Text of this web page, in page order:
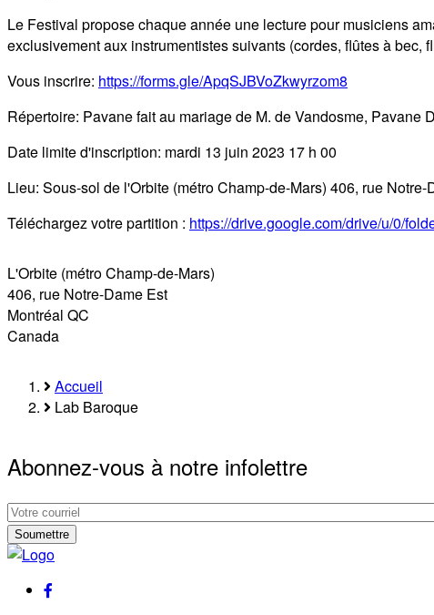
Le Festival propose chaque année une lecture pour musiciens
exclusivement aux instrumentistes suivants (cordes, flûtes à
Vous inscrire: https://forms.gle/ApqSJBVoZkwyrzom8
Répertoire: Pavane fait au mariage de M. de Vandosme, Pavane
Date limite d'inscription: mardi 13 juin 2023 17 h 00
Lieu: Sous-sol de l'Orbite (métro Champ-de-Mars) 406, rue Notre-
Téléchargez votre partition : https://drive.google.com/drive/u/0/
L'Orbite (métro Champ-de-Mars)
406, rue Notre-Dame Est
Montréal QC
Canada
Fil
Accueil
Lab Baroque
Abonnez-vous à notre infolettre
Abonnez-
vous
à
infolettre
Abonnez-
vous
notre